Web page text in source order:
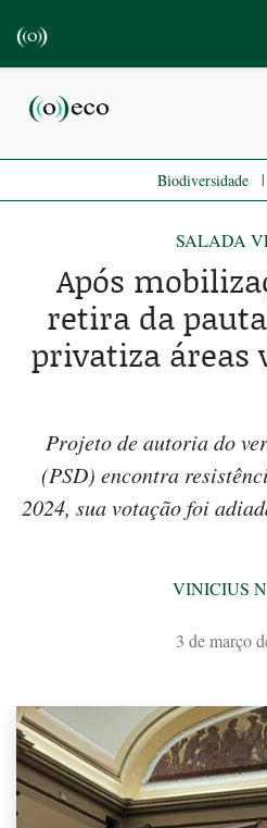
Biodiversidade |
SALADA
Após
retira da
privatiza áreas
Projeto de autoria do
(PSD) encontra
2024, sua votação foi
VINICIUS
3 de março